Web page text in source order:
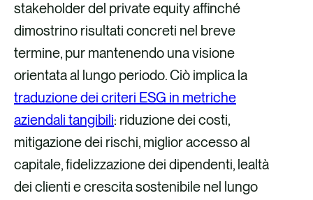
stakeholder del private equity affinché
dimostrino risultati concreti nel breve
termine, pur mantenendo una visione
orientata al lungo periodo. Ciò implica la
traduzione dei criteri ESG in metriche
aziendali tangibili: riduzione dei costi,
mitigazione dei rischi, miglior accesso al
capitale, fidelizzazione dei dipendenti, lealtà
dei clienti e crescita sostenibile nel lungo